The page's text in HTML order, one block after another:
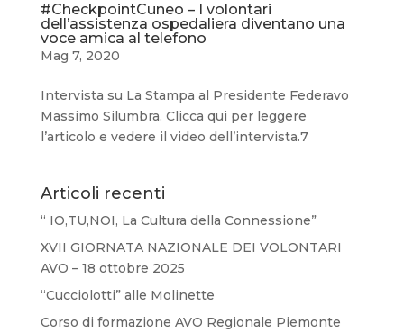
#CheckpointCuneo – I volontari
dell’assistenza ospedaliera diventano una
voce amica al telefono
Mag 7, 2020
Intervista su La Stampa al Presidente Federavo
Massimo Silumbra. Clicca qui per leggere
l’articolo e vedere il video dell’intervista.7
Articoli recenti
“ IO,TU,NOI, La Cultura della Connessione”
XVII GIORNATA NAZIONALE DEI VOLONTARI
AVO – 18 ottobre 2025
“Cucciolotti” alle Molinette
Corso di formazione AVO Regionale Piemonte